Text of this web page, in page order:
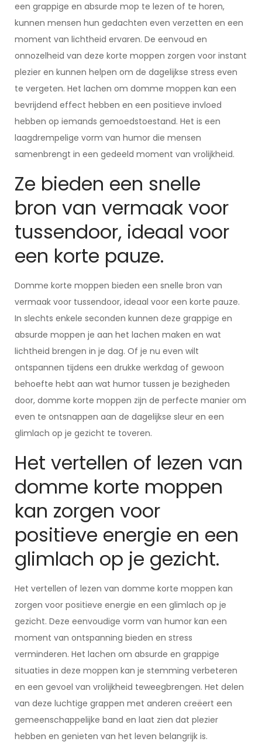
een grappige en absurde mop te lezen of te horen,
kunnen mensen hun gedachten even verzetten en een
moment van lichtheid ervaren. De eenvoud en
onnozelheid van deze korte moppen zorgen voor instant
plezier en kunnen helpen om de dagelijkse stress even
te vergeten. Het lachen om domme moppen kan een
bevrijdend effect hebben en een positieve invloed
hebben op iemands gemoedstoestand. Het is een
laagdrempelige vorm van humor die mensen
samenbrengt in een gedeeld moment van vrolijkheid.
Ze bieden een snelle
bron van vermaak voor
tussendoor, ideaal voor
een korte pauze.
Domme korte moppen bieden een snelle bron van
vermaak voor tussendoor, ideaal voor een korte pauze.
In slechts enkele seconden kunnen deze grappige en
absurde moppen je aan het lachen maken en wat
lichtheid brengen in je dag. Of je nu even wilt
ontspannen tijdens een drukke werkdag of gewoon
behoefte hebt aan wat humor tussen je bezigheden
door, domme korte moppen zijn de perfecte manier om
even te ontsnappen aan de dagelijkse sleur en een
glimlach op je gezicht te toveren.
Het vertellen of lezen van
domme korte moppen
kan zorgen voor
positieve energie en een
glimlach op je gezicht.
Het vertellen of lezen van domme korte moppen kan
zorgen voor positieve energie en een glimlach op je
gezicht. Deze eenvoudige vorm van humor kan een
moment van ontspanning bieden en stress
verminderen. Het lachen om absurde en grappige
situaties in deze moppen kan je stemming verbeteren
en een gevoel van vrolijkheid teweegbrengen. Het delen
van deze luchtige grappen met anderen creëert een
gemeenschappelijke band en laat zien dat plezier
hebben en genieten van het leven belangrijk is.